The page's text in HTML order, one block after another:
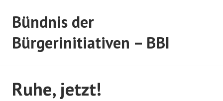
Bündnis der
Bürgerinitiativen – BBI
Ruhe, jetzt!